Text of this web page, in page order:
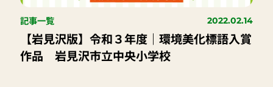
記事一覧 2022.02.14
【岩見沢版】令和３年度｜環境美化標語入賞
作品 岩見沢市立中央小学校